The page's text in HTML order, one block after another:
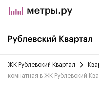
ЖК Рублевский Квартал
комнатная в ЖК Рублевский